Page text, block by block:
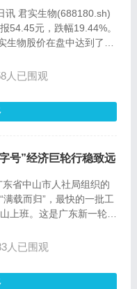
君实生物(688180.sh)
54.45元，跌幅19.44%。
物股价在盘中达到了今
张金洋、胡偌碧发布研报
人已围观
号”经济巨轮行稳致远
省中山市人社局组织的
载而归”，最快的一批工
上班。这是广东新一轮招
断优化，经济恢复政策大
人已围观